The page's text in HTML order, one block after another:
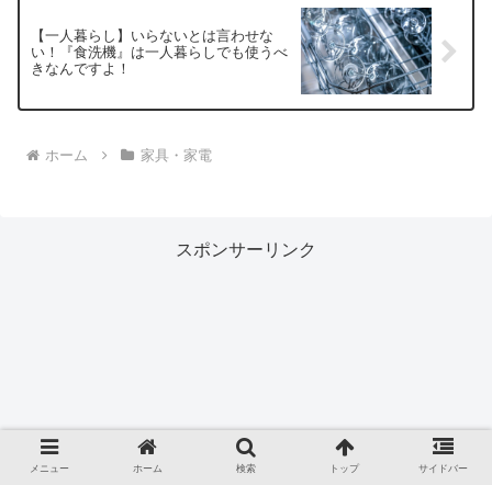
【一人暮らし】いらないとは言わせな
い！『食洗機』は一人暮らしでも使うべ
きなんですよ！
ホーム 家具・家電
スポンサーリンク
メニュー ホーム 検索 トップ サイドバー